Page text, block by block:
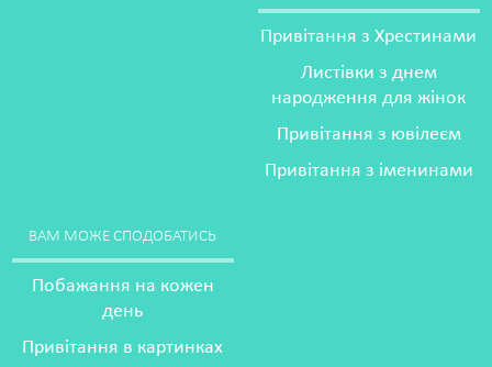
Привітання з Хрестинами
Листівки з днем
народження для жінок
Привітання з ювілеєм
Привітання з іменинами
ВАМ МОЖЕ СПОДОБАТИСЬ
Побажання на кожен
день
Привітання в картинках